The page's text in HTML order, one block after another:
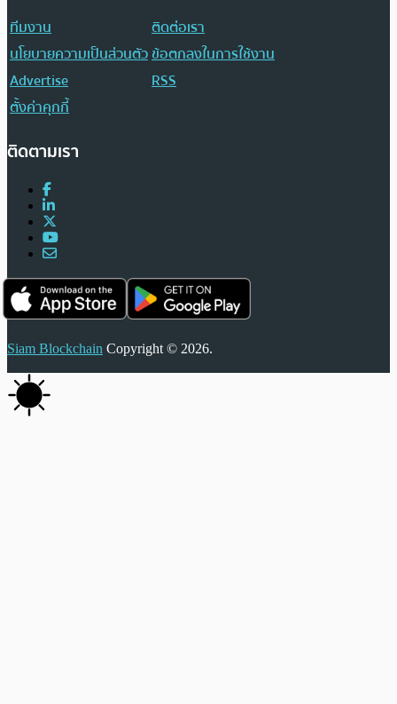
ทีมงาน
ติดต่อเรา
นโยบายความเป็นส่วนตัวข้อตกลงในการใช้งาน
Advertise
RSS
ตั้งค่าคุกกี้
ติดตามเรา
Siam Blockchain Copyright © 2026.